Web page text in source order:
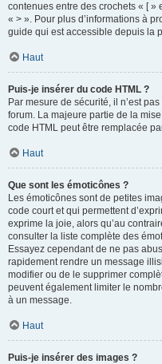
contenues entre des crochets « [ »
« > ». Pour plus d’informations à
guide qui est accessible depuis la
Haut
Puis-je insérer du code HTML ?
Par mesure de sécurité, il n’est
forum. La majeure partie de la
code HTML peut être remplacée
Haut
Que sont les émoticônes ?
Les émoticônes sont de petites
code court et qui permettent
exprime la joie, alors qu’au
consulter la liste complète des
Essayez cependant de ne pas
rapidement rendre un message
modifier ou de le supprimer
peuvent également limiter le
à un message.
Haut
Puis-je insérer des images ?